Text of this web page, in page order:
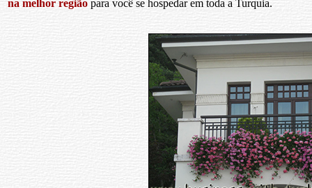
na melhor região para você se hospedar em toda a Turquia.